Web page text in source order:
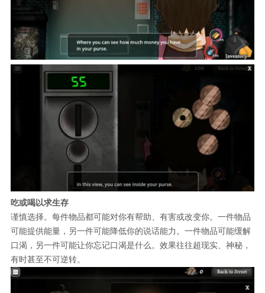
吃或喝以求生存
谨慎选择。每件物品都可能对你有帮助、有害或改变你。一件物品
可能提供能量，另一件可能降低你的说话能力。一件物品可能缓解
口渴，另一件可能让你忘记口渴是什么。效果往往超现实、神秘，
有时甚至不可逆转。